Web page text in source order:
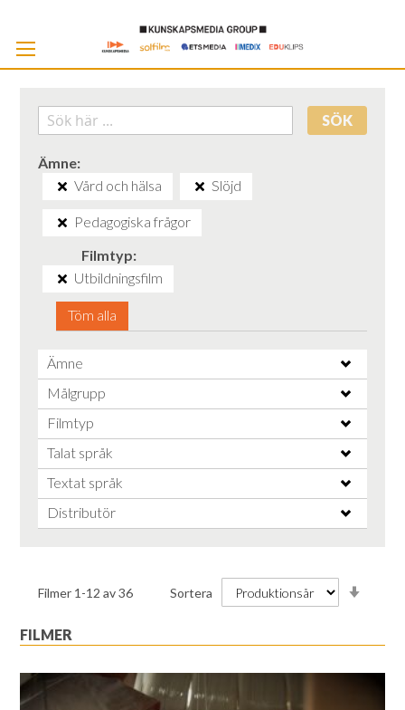
SÖK
Ämne
Vård och hälsa
Slöjd
Pedagogiska frågor
Filmtyp
Utbildningsfilm
Töm alla
Ämne
Målgrupp
Filmtyp
Talat språk
Textat språk
Distributör
Filmer 1 -12 av36 Sortera
FILMER